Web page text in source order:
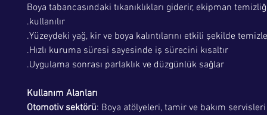
Boya tabancasındaki tıkanıklıkları giderir, ekipman
kullanılır.
Yüzeydeki yağ, kir ve boya kalıntılarını etkili şekilde
Hızlı kuruma süresi sayesinde iş sürecini kısaltır.
Uygulama sonrası parlaklık ve düzgünlük sağlar.
Kullanım Alanları
Otomotiv sektörü: Boya atölyeleri, tamir ve bakım servisleri